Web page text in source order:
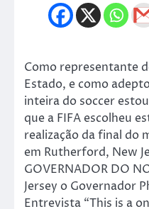
Como representante
Estado, e como
inteira do soccer
que a FIFA escolheu
realização da final do
em Rutherford, New
GOVERNADOR DO
Jersey o Governador
Entrevista “This is a